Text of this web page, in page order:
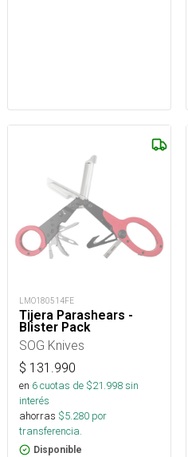
LMO180514FE
Tijera Parashears -
Blister Pack
SOG Knives
$ 131.990
en 6cuotas de $21.998sin
interés
ahorras $5.280 por
transferencia.
Disponible